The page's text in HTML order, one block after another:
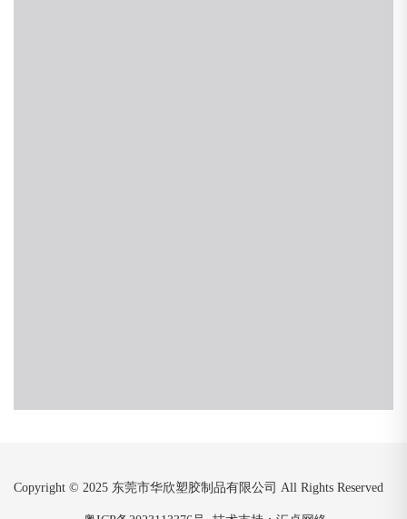
Copyright © 2025 东莞市华欣塑胶制品有限公司 All Rights Reserved